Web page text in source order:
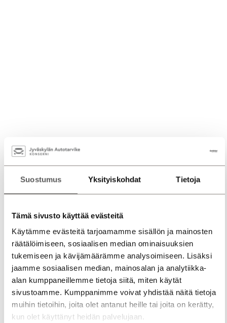
Suostumus Yksityiskohdat Tietoja
Tämä sivusto käyttää evästeitä
Käytämme evästeitä tarjoamamme sisällön ja mainosten
räätälöimiseen, sosiaalisen median ominaisuuksien
tukemiseen ja kävijämäärämme analysoimiseen. Lisäksi
jaamme sosiaalisen median, mainosalan ja analytiikka-
alan kumppaneillemme tietoja siitä, miten käytät
sivustoamme. Kumppanimme voivat yhdistää näitä tietoja
muihin tietoihin, joita olet antanut heille tai joita on kerätty,
kun olet käyttänyt heidän palvelujaan.